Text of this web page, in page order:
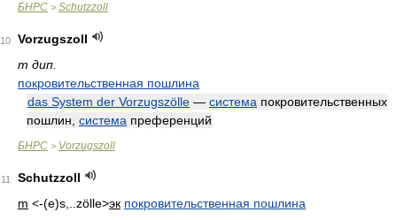
БНРС > Schutzzoll
10
Vorzugszoll
m дип.
покровительственная пошлина
das System der Vorzugszölle — система покровительственных
пошлин, система преференций
БНРС > Vorzugszoll
11
Schutzzoll
m <-(e)s,..zölle>эк покровительственная пошлина